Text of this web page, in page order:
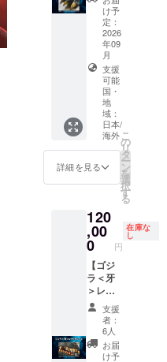
支援い
ただい
た場合
でもお
一人様1
回のみ
となり
ます
（最も
大きい
サイズ
での掲
りま
す）。
） 6.ゴ
ジラ＜
牙＞レ
プリカ
page
comple
details
before
making
your
pledge.
1.デジ
タル支
援証明
書 2.支
援者限
定活動
覧権 3.
クラ
ファン
限定壁
紙デー
タ（PC
/ モバイ
ル） 4.
エンド
ロール
クレ
ジット
English
descrip
tions
for the
reward
content
s and
credit
listing
conditio
ns are
listed
here.
be sure
check
the
main
project
page
for
comple
te
details
before
making
your
Foot
Claw
Replica
tier will
support
global
shippin
English
setup is
in
progres
s.
Please
the
"Rewar
d"
section
in the
main
text for
now! 1.
デジタ
ル支援
証明書
2.支援
け予
定：
2026
年09
月
支援
可能
国・
地
域：
日本/
海外
詳細を見る
こ
の
リ
タ
ー
ン
を
選
択
す
る
120
,00
0 円
在庫な
し
【ゴジ
ラ＜牙
＞レプ
リカ
コース
Godzilla
fang
支援
者：
6人
お届
け予